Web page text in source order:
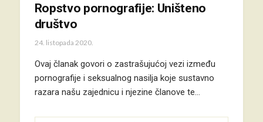
Ropstvo pornografije: Uništeno
društvo
24. listopada 2020.
Ovaj članak govori o zastrašujućoj vezi između
pornografije i seksualnog nasilja koje sustavno
razara našu zajednicu i njezine članove te…